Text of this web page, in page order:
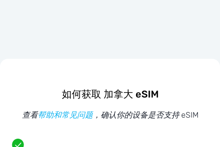
如何获取 加拿大 eSIM
查看帮助和常见问题，确认你的设备是否支持 eSIM